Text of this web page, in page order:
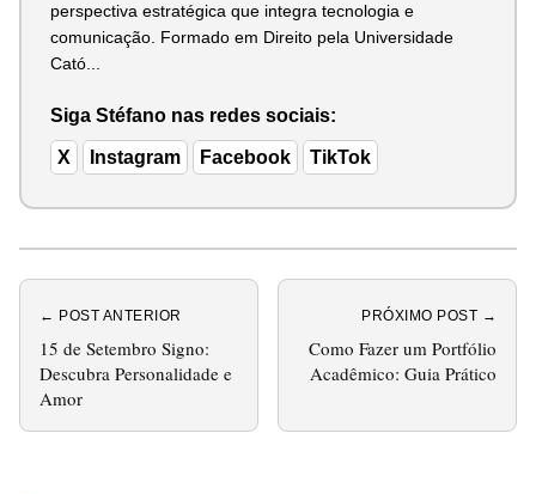
perspectiva estratégica que integra tecnologia e
comunicação. Formado em Direito pela Universidade
Cató...
Siga Stéfano nas redes sociais:
X Instagram Facebook TikTok
← POST ANTERIOR
15 de Setembro Signo:
Descubra Personalidade e
Amor
PRÓXIMO POST →
Como Fazer um Portfólio
Acadêmico: Guia Prático